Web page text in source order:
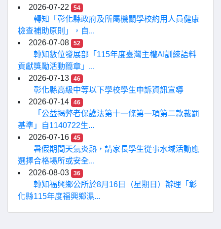
2026-07-22
54
轉知「彰化縣政府及所屬機關學校約用人員健康
檢查補助原則」，自...
2026-07-08
52
轉知數位發展部「115年度臺灣主權AI訓練語料
貢獻獎勵活動簡章」...
2026-07-13
46
彰化縣高級中等以下學校學生申訴資訊宣導
2026-07-14
46
「公益揭弊者保護法第十一條第一項第二款裁罰
基準」自1140722生...
2026-07-16
45
暑假期間天氣炎熱，請家長學生從事水域活動應
選擇合格場所或安全...
2026-08-03
36
轉知福興鄉公所於8月16日（星期日）辦理「彰
化縣115年度福興鄉濕...